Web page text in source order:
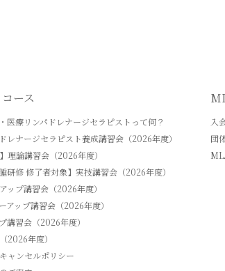
ース
医療リンパドレナージセラピストって何？
レナージセラピスト養成講習会（2026年度）
理論講習会（2026年度）
研修 修了者対象】実技講習会（2026年度）
ップ講習会（2026年度）
アップ講習会（2026年度）
講習会（2026年度）
2026年度）
ャンセルポリシー
入
団